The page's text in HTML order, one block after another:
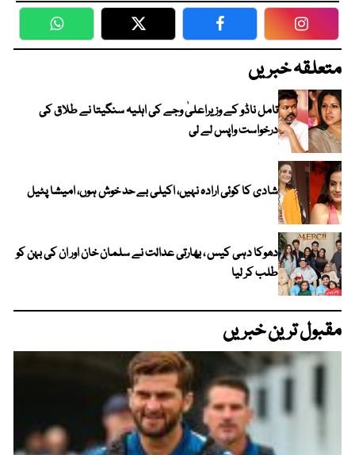
WhatsApp Twitter Facebook
متعلقہ خبریں
تامل ناڈو کے وزیراعلیٰ وجے کی اہلیہ سنگیتا نے طلاق کی
درخواست واپس لے لی
شادی کا کوئی ارادہ نہیں، اکیلی بے حد خوش ہوں، امیشا پٹیل
دھوکا دہی کیس ، بھارتی عدالت نے سلمان خان اور ان کی بہن کو
طلب کر لیا
مقبول ترین خبریں